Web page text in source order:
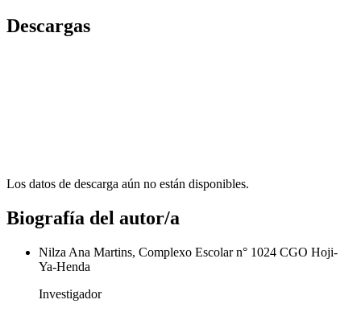
Descargas
Los datos de descarga aún no están disponibles.
Biografía del autor/a
Nilza Ana Martins, Complexo Escolar n° 1024 CGO Hoji-
Ya-Henda
Investigador